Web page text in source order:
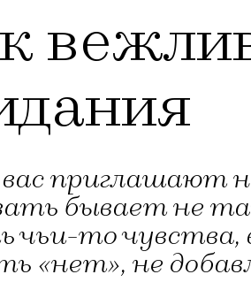
вас приглашают
бывает не
чьи-то
«нет», не